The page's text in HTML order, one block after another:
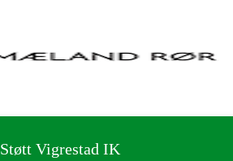
Støtt Vigrestad IK